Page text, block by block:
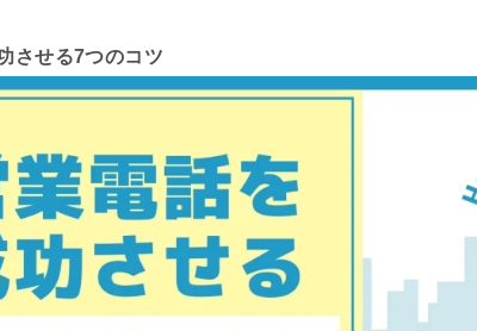
させる7つのコツ